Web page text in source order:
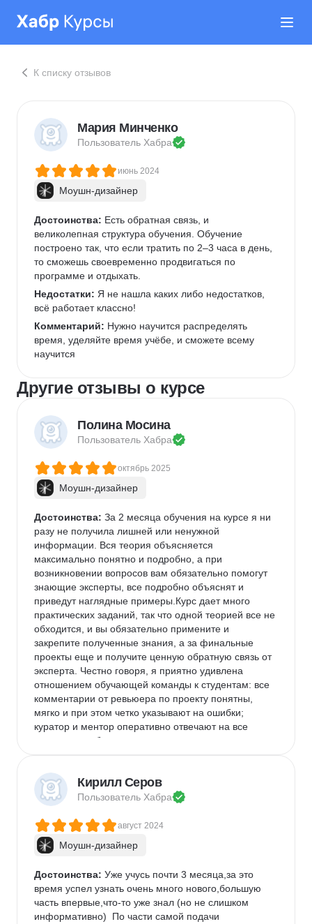
К списку отзывов
Мария Минченко
Пользователь Хабра
июнь 2024
Моушн-дизайнер
Достоинства: Есть обратная связь, и
великолепная структура обучения. Обучение
построено так, что если тратить по 2–3 часа в день,
то сможешь своевременно продвигаться по
программе и отдыхать.
Недостатки: Я не нашла каких либо недостатков,
всё работает классно!
Комментарий: Нужно научится распределять
время, уделяйте время учёбе, и сможете всему
научится
Другие отзывы о курсе
Полина Мосина
Пользователь Хабра
октябрь 2025
Моушн-дизайнер
Достоинства: За 2 месяца обучения на курсе я ни
разу не получила лишней или ненужной
информации. Вся теория объясняется
максимально понятно и подробно, а при
возникновении вопросов вам обязательно помогут
знающие эксперты, все подробно объяснят и
приведут наглядные примеры.Курс дает много
практических заданий, так что одной теорией все не
обходится, и вы обязательно примените и
закрепите полученные знания, а за финальные
проекты еще и получите ценную обратную связь от
эксперта. Честно говоря, я приятно удивлена
отношением обучающей команды к студентам: все
комментарии от ревьюера по проекту понятны,
мягко и при этом четко указывают на ошибки;
куратор и ментор оперативно отвечают на все
вопросы и добиваются понимания от студентов, не
Недостатки:
и зависают(не листаются вниз), если проходить их с
телефона или планшета. Так же, одну из нужных
покупка/установка лежит на плечах студента.
Комментарий: Вам не обязательно обладать
проходить этот курс. Можно смело начинать с нуля
Кирилл Серов
Пользователь Хабра
август 2024
Моушн-дизайнер
Достоинства: Уже учусь почти 3 месяца,за это
время успел узнать очень много нового,большую
часть впервые,что-то уже знал (но не слишком
информативно)  По части самой подачи